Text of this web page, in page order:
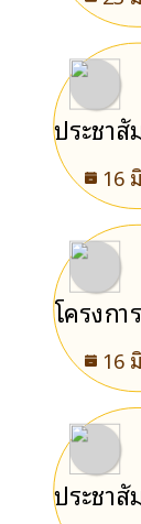
ประชา
16
โครงก
16
ประชา